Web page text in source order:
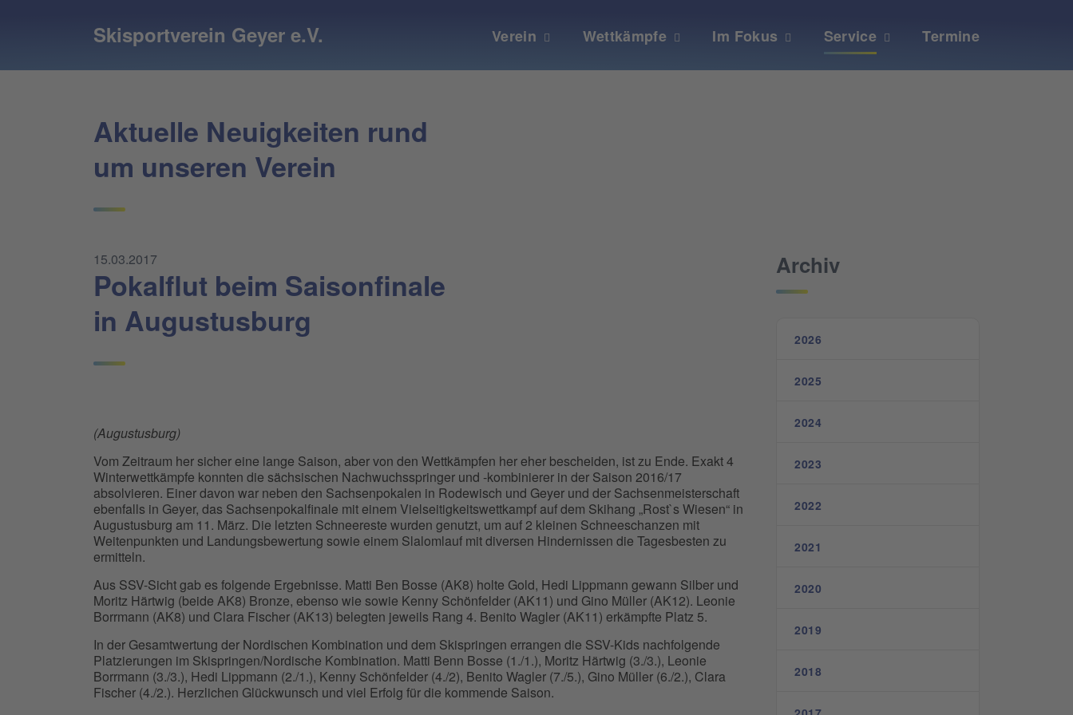
Skisportverein Geyer e.V. Verein Wettkämpfe Im Fokus Service Termine
Aktuelle Neuigkeiten rund
um unseren Verein
Pokalflut beim Saisonfinale
in Augustusburg
15.03.2017
(Augustusburg)
Vom Zeitraum her sicher eine lange Saison, aber von den Wettkämpfen her eher bescheiden, ist zu Ende. Exakt 4
Winterwettkämpfe konnten die sächsischen Nachwuchsspringer und -kombinierer in der Saison 2016/17
absolvieren. Einer davon war neben den Sachsenpokalen in Rodewisch und Geyer und der Sachsenmeisterschaft
ebenfalls in Geyer, das Sachsenpokalfinale mit einem Vielseitigkeitswettkampf auf dem Skihang „Rost`s Wiesen“ in
Augustusburg am 11. März. Die letzten Schneereste wurden genutzt, um auf 2 kleinen Schneeschanzen mit
Weitenpunkten und Landungsbewertung sowie einem Slalomlauf mit diversen Hindernissen die Tagesbesten zu
ermitteln.
Aus SSV-Sicht gab es folgende Ergebnisse. Matti Ben Bosse (AK8) holte Gold, Hedi Lippmann gewann Silber und
Moritz Härtwig (beide AK8) Bronze, ebenso wie sowie Kenny Schönfelder (AK11) und Gino Müller (AK12). Leonie
Borrmann (AK8) und Clara Fischer (AK13) belegten jeweils Rang 4. Benito Wagler (AK11) erkämpfte Platz 5.
In der Gesamtwertung der Nordischen Kombination und dem Skispringen errangen die SSV-Kids nachfolgende
Platzierungen im Skispringen/Nordische Kombination. Matti Benn Bosse (1./1.), Moritz Härtwig (3./3.), Leonie
Borrmann (3./3.), Hedi Lippmann (2./1.), Kenny Schönfelder (4./2), Benito Wagler (7./5.), Gino Müller (6./2.), Clara
Fischer (4./2.). Herzlichen Glückwunsch und viel Erfolg für die kommende Saison.
Archiv
2026
2025
2024
2023
2022
2021
2020
2019
2018